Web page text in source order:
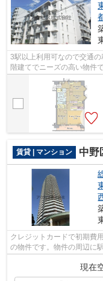
3駅以上利用可なので交通
階建てでニーズの高い物件
持ちよいマンション。気に
賃貸 | マンション 中野
クレジットカードで初期費
の物件です。物件の周辺に
です。こちらはエレベータ
現在